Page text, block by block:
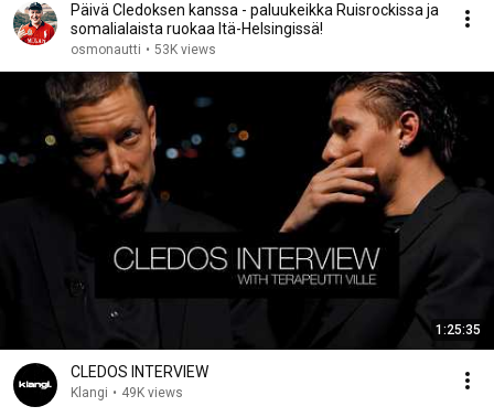
Päivä Cledoksen kanssa - paluukeikka Ruisrockissa ja
somalialaista ruokaa Itä-Helsingissä!
osmonautti • 53K views
1:25:35
CLEDOS INTERVIEW
Klangi • 49K views